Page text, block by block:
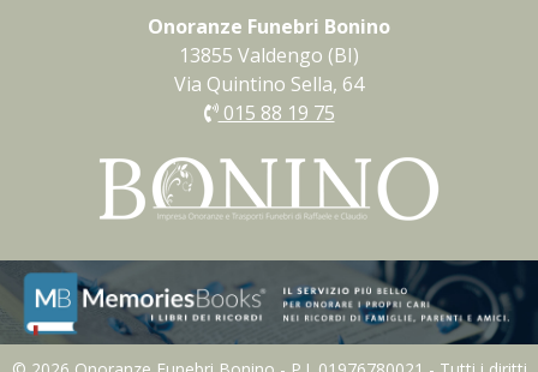
Onoranze Funebri Bonino
13855 Valdengo (BI)
Via Quintino Sella, 64
015 88 19 75